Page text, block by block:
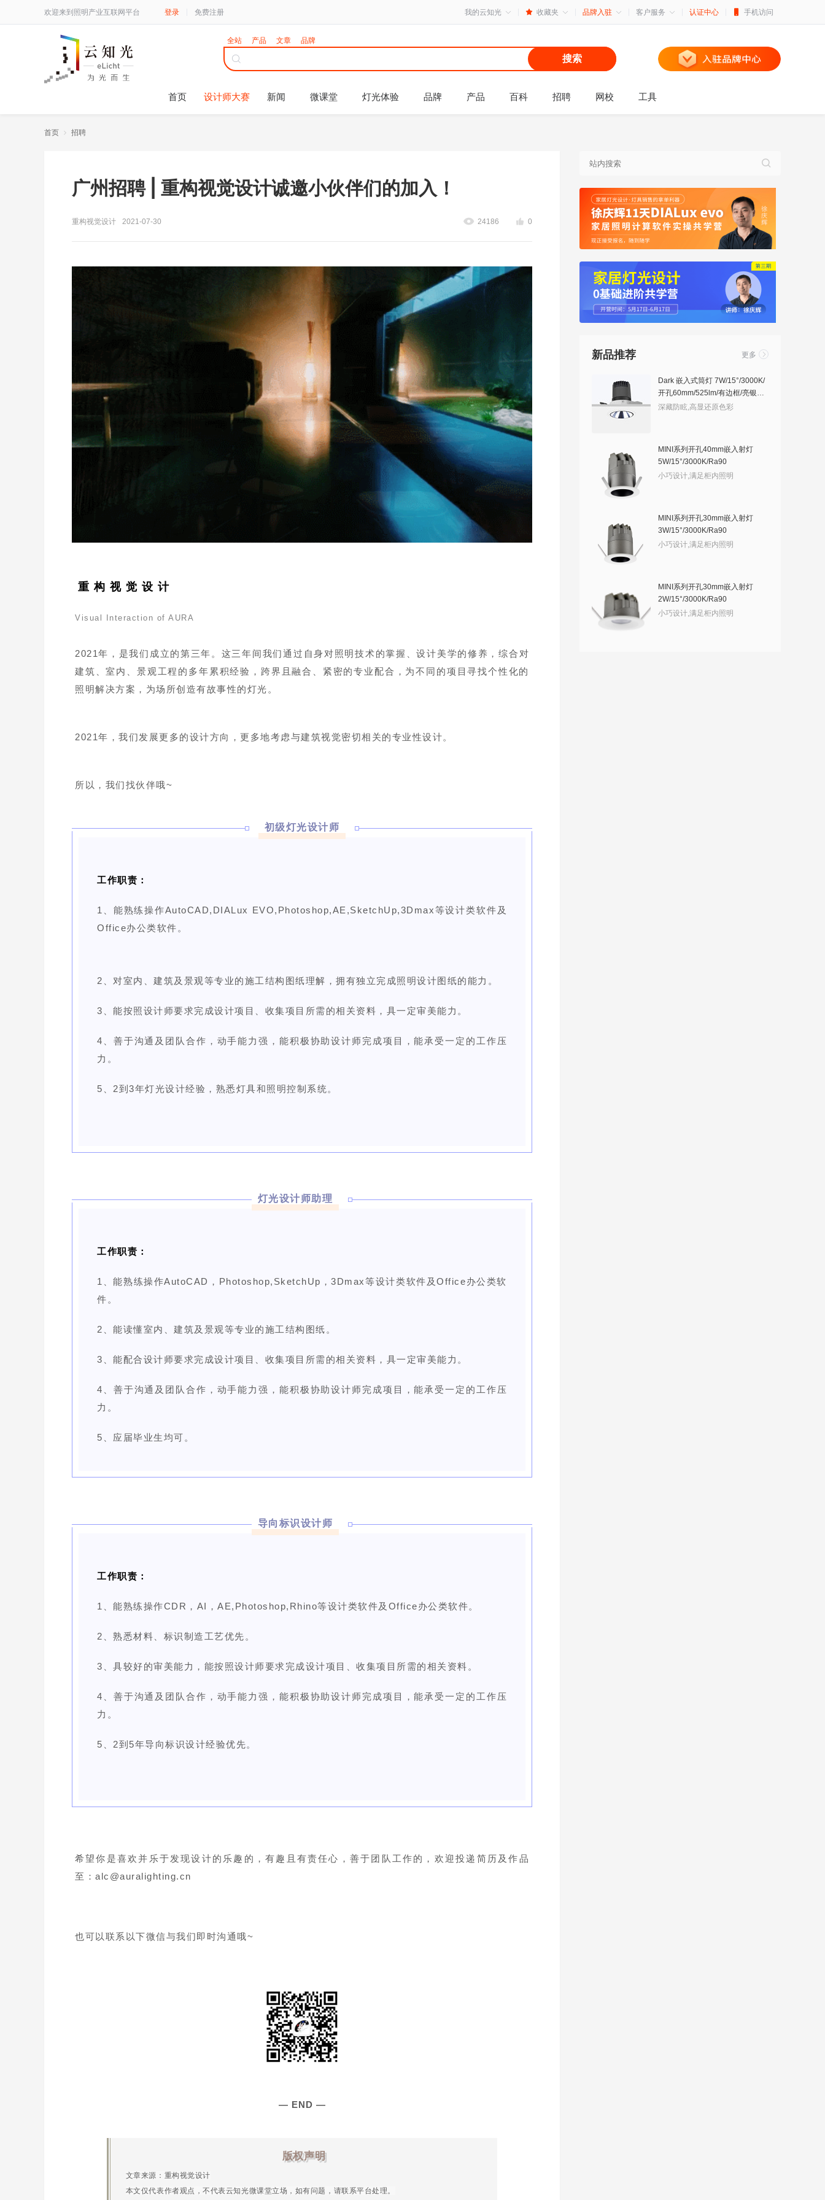
欢迎来到照明产业互联网平台 登录 免费注册 我的云知光 收藏夹 品牌入驻 客户服务 认证中心 手机访问
全站 产品 文章 品牌
搜索
首页 设计师大赛 新闻 微课堂 灯光体验 品牌 产品 百科 招聘 网校 工具
首页 招聘
广州招聘 | 重构视觉设计诚邀小伙伴们的加入！
重构视觉设计 2021-07-30 24186 0
重 构 视 觉 设 计
Visual Interaction of AURA
2021年，是我们成立的第三年。这三年间我们通过自身对照明技术的掌握、设计美学的修养，综合对
建筑、室内、景观工程的多年累积经验，跨界且融合、紧密的专业配合，为不同的项目寻找个性化的
照明解决方案，为场所创造有故事性的灯光。
2021年，我们发展更多的设计方向，更多地考虑与建筑视觉密切相关的专业性设计。
所以，我们找伙伴哦~
初级灯光设计师
工作职责：
1、能熟练操作AutoCAD, DIALux EVO, Photoshop,AE,SketchUp,3Dmax等设计类软件及
Office办公类软件。
2、对室内、建筑及景观等专业的施工结构图纸理解，拥有独立完成照明设计图纸的能力。
3、能按照设计师要求完成设计项目、收集项目所需的相关资料，具一定审美能力。
4、善于沟通及团队合作，动手能力强，能积极协助设计师完成项目，能承受一定的工作压
力。
5、2到3年灯光设计经验，熟悉灯具和照明控制系统。
灯光设计师助理
工作职责：
1、能熟练操作AutoCAD，Photoshop,SketchUp，3Dmax等设计类软件及Office办公类软
件。
2、能读懂室内、建筑及景观等专业的施工结构图纸。
3、能配合设计师要求完成设计项目、收集项目所需的相关资料，具一定审美能力。
4、善于沟通及团队合作，动手能力强，能积极协助设计师完成项目，能承受一定的工作压
力。
5、应届毕业生均可。
导向标识设计师
工作职责：
1、能熟练操作CDR，AI，AE,Photoshop,Rhino等设计类软件及Office办公类软件。
2、熟悉材料、标识制造工艺优先。
3、具较好的审美能力，能按照设计师要求完成设计项目、收集项目所需的相关资料。
4、善于沟通及团队合作，动手能力强，能积极协助设计师完成项目，能承受一定的工作压
力。
5、2到5年导向标识设计经验优先。
希望你是喜欢并乐于发现设计的乐趣的，有趣且有责任心，善于团队工作的，欢迎投递简历及作品
至： alc@auralighting.cn
也可以联系以下微信与我们即时沟通哦~
— END —
版权声明
文章来源：重构视觉设计
本文仅代表作者观点，不代表云知光微课堂立场，如有问题，请联系平台处理。
新品推荐 更多
Dark 嵌入式筒灯 7W/15°/3000K/
开孔60mm/525lm/有边框/亮银敞
口
深藏防眩,高显还原色彩
MINI系列开孔40mm嵌入射灯
5W/15°/3000K/Ra90
小巧设计,满足柜内照明
MINI系列开孔30mm嵌入射灯
3W/15°/3000K/Ra90
小巧设计,满足柜内照明
MINI系列开孔30mm嵌入射灯
2W/15°/3000K/Ra90
小巧设计,满足柜内照明